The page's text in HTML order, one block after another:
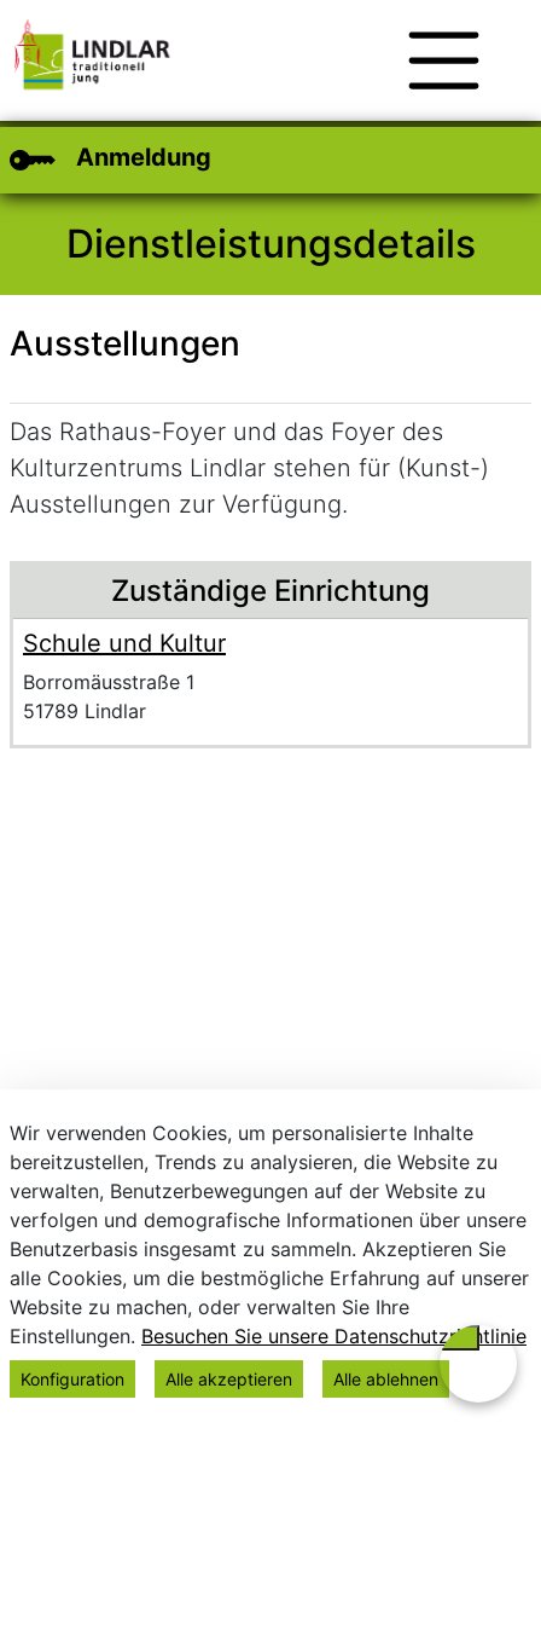
Anmeldung
Dienstleistungsdetails
Ausstellungen
Kurzbeschreibung
Das Rathaus-Foyer und das Foyer des
Kulturzentrums Lindlar stehen für (Kunst-)
Ausstellungen zur Verfügung.
Beschreibung
Zuständige Einrichtung
Name der Einrichtung
Schule und Kultur
Anschrift der Einrichtung
Strasse und Hausnummer
Borromäusstraße 1
PLZ und Ort
51789 Lindlar
Wir verwenden Cookies, um personalisierte Inhalte
bereitzustellen, Trends zu analysieren, die Website zu
verwalten, Benutzerbewegungen auf der Website zu
verfolgen und demografische Informationen über unsere
Benutzerbasis insgesamt zu sammeln. Akzeptieren Sie
alle Cookies, um die bestmögliche Erfahrung auf unserer
Website zu machen, oder verwalten Sie Ihre
Einstellungen. Besuchen Sie unsere Datenschutzrichtlinie
Konfiguration Alle akzeptieren Alle ablehnen